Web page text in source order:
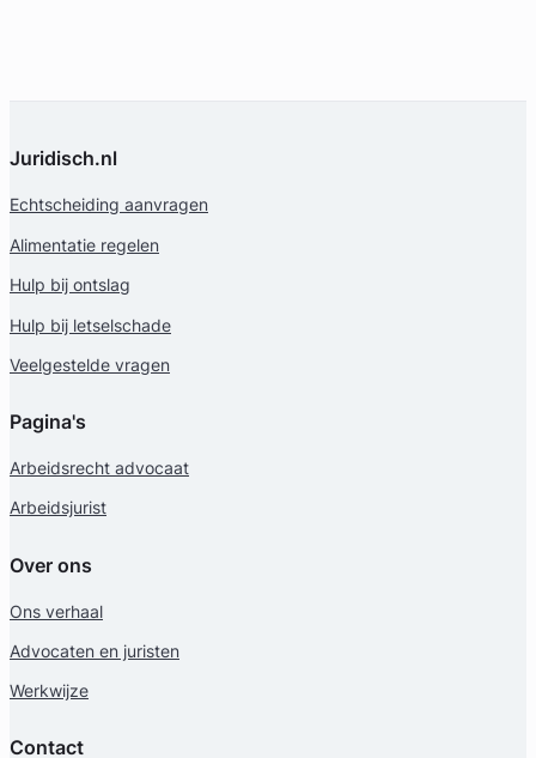
Juridisch.nl
Echtscheiding aanvragen
Alimentatie regelen
Hulp bij ontslag
Hulp bij letselschade
Veelgestelde vragen
Pagina's
Arbeidsrecht advocaat
Arbeidsjurist
Over ons
Ons verhaal
Advocaten en juristen
Werkwijze
Contact